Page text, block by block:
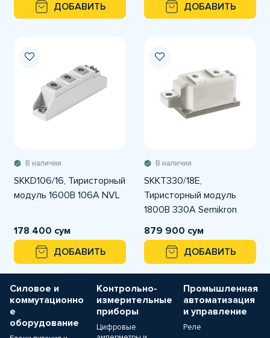
ДОБАВИТЬ
ДОБАВИТЬ
В наличии
SKKD106/16, Тиристорный
модуль 1600В 106А NVL
178 400 сум
ДОБАВИТЬ
В наличии
SKKT330/18E,
Тиристорный модуль
1800В 330А Semikron
879 900 сум
ДОБАВИТЬ
Силовое и
коммутационно
е
оборудование
Контрольно-
измерительные
приборы
Цифровые
Промышленная
автоматизация
и управление
Реле